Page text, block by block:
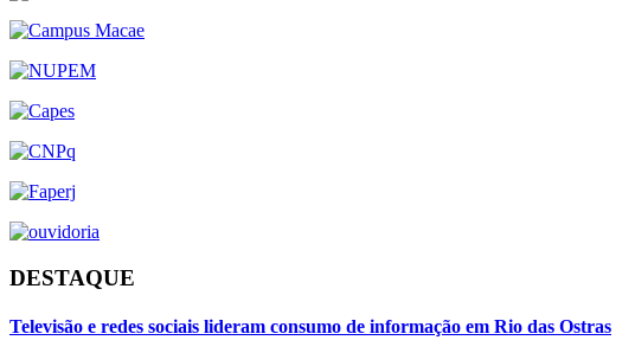
DESTAQUE
Televisão e redes sociais lideram consumo de informação em Rio das Ostras